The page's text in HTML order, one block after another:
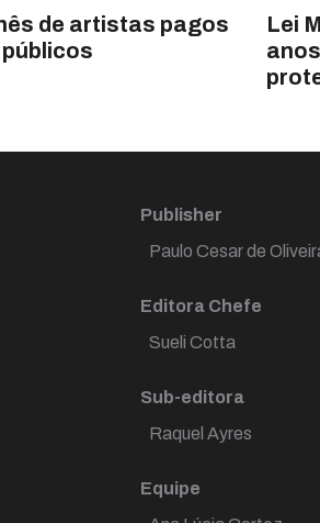
de artistas pagos
Lei
Publisher
Paulo Cesar de
Editora Chefe
Sueli Cotta
Sub-editora
Raquel Ayres
Equipe